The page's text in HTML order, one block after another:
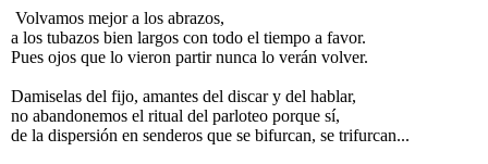
Volvamos mejor a los abrazos,
a los tubazos bien largos con todo el tiempo a favor.
Pues ojos que lo vieron partir nunca lo verán volver.
Damiselas del fijo, amantes del discar y del hablar,
no abandonemos el ritual del parloteo porque sí,
de la dispersión en senderos que se bifurcan, se trifurcan...